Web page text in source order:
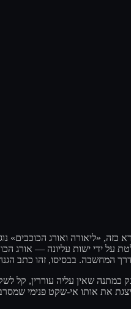
«ליאורה ואורג הכוכבים»
על ידי ישות עליונה —
דרך המחשבה. בבסיסו, זהו כתב
כמתנה שאין עליה עוררין,
את אותו אי-שקט